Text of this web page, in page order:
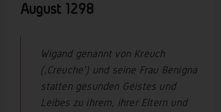
August 1298
Wigand genannt von Kreuch
(‚Creuche‘) und seine Frau Benigna
statten gesunden Geistes und
Leibes zu ihrem, ihrer Eltern und